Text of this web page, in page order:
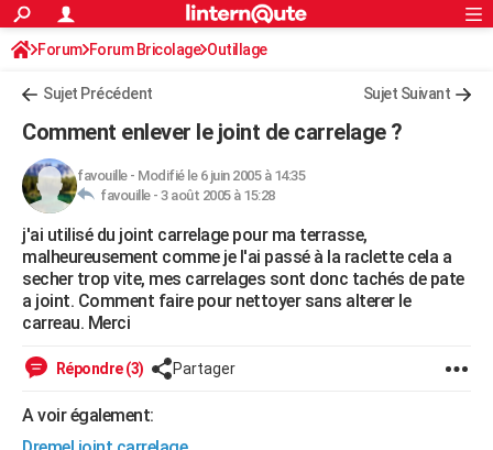
ACTUALITÉS
Politique
Société
Faits Divers
Education
Monde
Villes
+
FINANCE
Retraite
Impôts
Epargne
Immobilier
Risques naturels par ville
Banque
Assurance
Crédit
AUTO
Essais
Réserver un essai
Citadines
Berlines
SUV
Forum auto
+HIGH-TECH
Mobiles
Meilleur smartphone
Internet
Ordinateurs
Jeux vidéo
Guide high-tech
+BRICOLAGE
Forum
Aménagement intérieur
Extérieur
Cuisine
Salle de bains
Jardinage
Rangement
Guides de France
Escapades
Patrimoine
Expositions
Musées
Week-end nature
Art de vivre
Bien-être
Loisirs
Mode
Modes de vie
S'inscrire
Connexion
Forum Forum Bricolage Outillage
Sujet Précédent Sujet Suivant
Comment enlever le joint de carrelage ?
favouille- Modifié le 6 juin 2005 à 14:35
favouille - 3 août 2005 à 15:28
j'ai utilisé du joint carrelage pour ma terrasse,
malheureusement comme je l'ai passé à la raclette cela a
secher trop vite, mes carrelages sont donc tachés de pate
a joint. Comment faire pour nettoyer sans alterer le
carreau. Merci
Répondre (3) Partager
A voir également: